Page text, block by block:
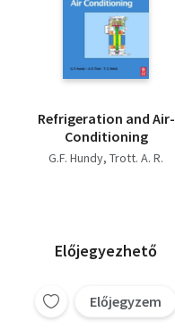
Refrigeration and Air-
Conditioning
G.F. Hundy Trott. A. R.
Előjegyezhető
Előjegyzem